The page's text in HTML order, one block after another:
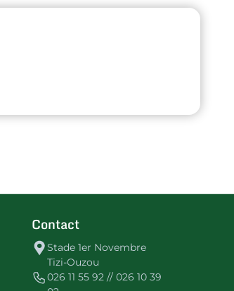
Contact
Stade 1er Novembre
Tizi-Ouzou
026 11 55 92 // 026 10 39